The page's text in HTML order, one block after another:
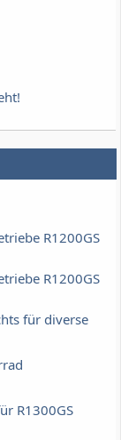
R1200GS
R1200GS
für diverse
R1300GS